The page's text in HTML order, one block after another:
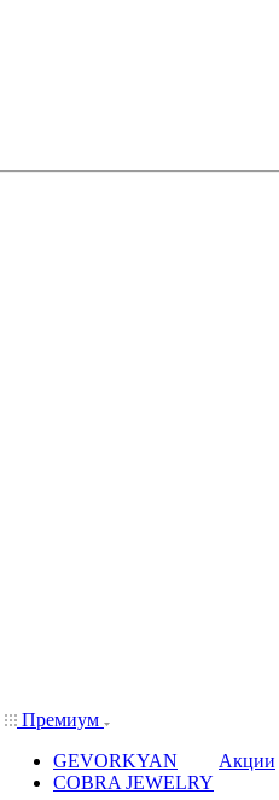
Премиум
GEVORKYAN
COBRA JEWELRY
Акции